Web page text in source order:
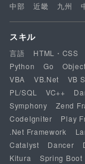
中部
近畿 九州
スキル
言語 HTML・CSS
Python
Go
VBA
VB.Net VB
PL/SQL
VC++
Symphony
Zend
CodeIgniter
Play
.Net Framework
Catalyst
Dancer
Kitura
Spring Boot